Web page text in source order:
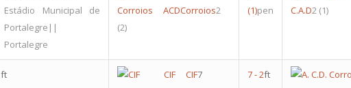
Estádio Municipal de
Portalegre||
Portalegre
Corroios
ACDCorroios2
(2)
(1)pen
C.A.D2 (1)
ft
CIF CIF7 7-2ft